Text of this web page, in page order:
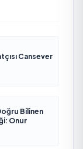
Cansever
Bilinen
Onur